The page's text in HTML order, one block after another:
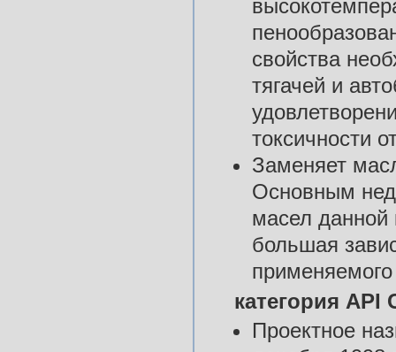
свойства
тягачей и
токсичности
Заменяет
Основным
масел данной
большая
категория API
Проектное